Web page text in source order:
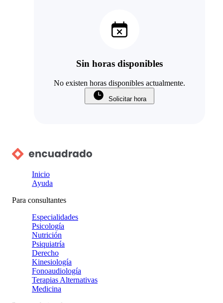
Sin horas disponibles
No existen horas disponibles actualmente.
Solicitar hora
Inicio
Ayuda
Para consultantes
Especialidades
Psicología
Nutrición
Psiquiatría
Derecho
Kinesiología
Fonoaudiología
Terapias Alternativas
Medicina